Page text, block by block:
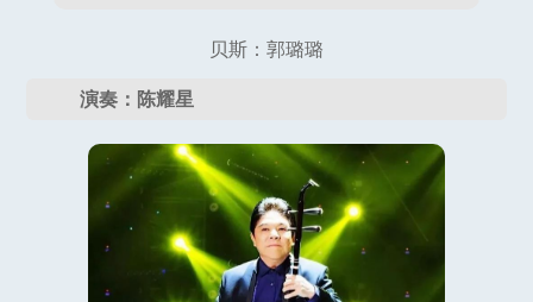
贝斯：郭璐璐
演奏：陈耀星